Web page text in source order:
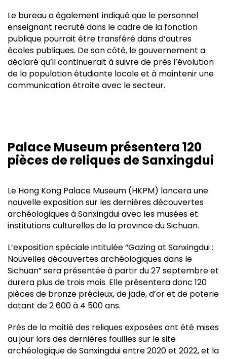
Le bureau a également indiqué que le personnel
enseignant recruté dans le cadre de la fonction
publique pourrait être transféré dans d’autres
écoles publiques. De son côté, le gouvernement a
déclaré qu’il continuerait à suivre de près l’évolution
de la population étudiante locale et à maintenir une
communication étroite avec le secteur.
Palace Museum présentera 120
pièces de reliques de Sanxingdui
Le Hong Kong Palace Museum (HKPM) lancera une
nouvelle exposition sur les dernières découvertes
archéologiques à Sanxingdui avec les musées et
institutions culturelles de la province du Sichuan.
L’exposition spéciale intitulée “Gazing at Sanxingdui :
Nouvelles découvertes archéologiques dans le
Sichuan” sera présentée à partir du 27 septembre et
durera plus de trois mois. Elle présentera donc 120
pièces de bronze précieux, de jade, d’or et de poterie
datant de 2 600 à 4 500 ans.
Près de la moitié des reliques exposées ont été mises
au jour lors des dernières fouilles sur le site
archéologique de Sanxingdui entre 2020 et 2022, et la